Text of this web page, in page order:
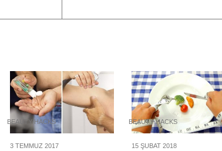
BEAUTY HACKS
3 TEMMUZ 2017
BEAUTY HACKS
15 ŞUBAT 2018